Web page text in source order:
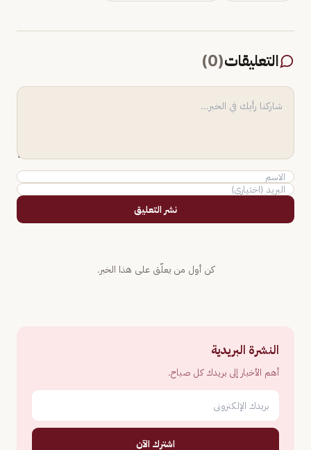
التعليقات(
0
)
نشر التعليق
كن أول من يعلّق على هذا الخبر.
النشرة البريدية
أهم الأخبار إلى بريدك كل صباح.
اشترك الآن